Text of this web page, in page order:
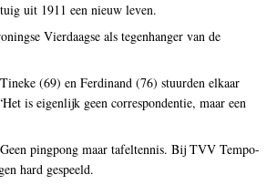
uit 1911 een nieuw leven.
Vierdaagse als tegenhanger van de
(69) en Ferdinand (76) stuurden elkaar
is eigenlijk geen correspondentie, maar een
pingpong maar tafeltennis. Bij TVV Tempo-
hard gespeeld.